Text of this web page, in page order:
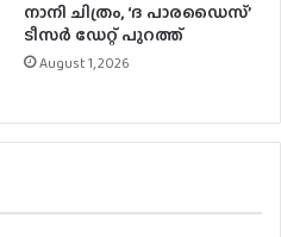
നാനി ചിത്രം, ‘ദ പാരഡൈസ്’
ടീസർ ഡേറ്റ് പുറത്ത്
August 1, 2026